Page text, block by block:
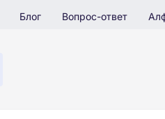
Блог Вопрос-ответ